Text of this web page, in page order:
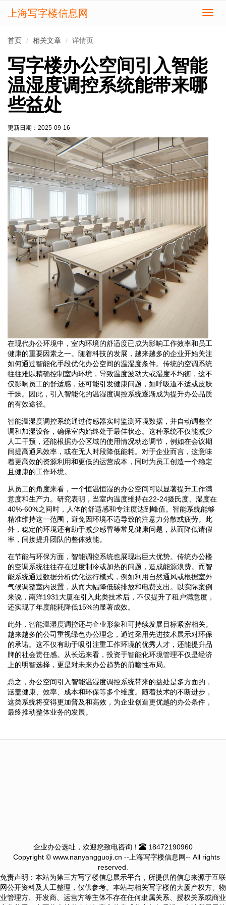
切
上海写字楼信息网
首页 相关文章 详情页
写字楼办公空间引入智能
温湿度调控系统能带来哪
些益处
更新日期： 2025-09-16
在现代办公环境中，室内环境的舒适度已成为影响工作效率和员工
健康的重要因素之一。随着科技的发展，越来越多的企业开始关注
如何通过智能化手段优化办公空间的温湿度条件。传统的空调系统
往往难以精确控制室内环境，导致温度波动大或湿度不均衡，这不
仅影响员工的舒适感，还可能引发健康问题，如呼吸道不适或皮肤
干燥。因此，引入智能化的温湿度调控系统逐渐成为提升办公品质
的有效途径。
智能温湿度调控系统通过传感器实时监测环境数据，并自动调整空
调和加湿设备，确保室内始终处于最佳状态。这种系统不仅能减少
人工干预，还能根据办公区域的使用情况动态调节，例如在会议期
间提高通风效率，或在无人时段降低能耗。对于企业而言，这意味
着更高效的资源利用和更低的运营成本，同时为员工创造一个稳定
且健康的工作环境。
从员工的角度来看，一个恒温恒湿的办公空间可以显著提升工作满
意度和生产力。研究表明，当室内温度维持在22-24摄氏度、湿度在
40%-60%之间时，人体的舒适感和专注度达到峰值。智能系统能够
精准维持这一范围，避免因环境不适导致的注意力分散或疲劳。此
外，稳定的环境还有助于减少感冒等常见健康问题，从而降低请假
率，间接提升团队的整体效能。
在节能与环保方面，智能调控系统也展现出巨大优势。传统办公楼
的空调系统往往存在过度制冷或加热的问题，造成能源浪费。而智
能系统通过数据分析优化运行模式，例如利用自然通风或根据室外
气候调整室内设置，从而大幅降低碳排放和电费支出。以实际案例
来说，南洋1931大厦在引入此类技术后，不仅提升了租户满意度，
还实现了年度能耗降低15%的显著成效。
此外，智能温湿度调控还与企业形象和可持续发展目标紧密相关。
越来越多的公司重视绿色办公理念，通过采用先进技术展示对环保
的承诺。这不仅有助于吸引注重工作环境的优秀人才，还能提升品
牌的社会责任感。从长远来看，投资于智能化环境管理不仅是经济
上的明智选择，更是对未来办公趋势的前瞻性布局。
总之，办公空间引入智能温湿度调控系统带来的益处是多方面的，
涵盖健康、效率、成本和环保等多个维度。随着技术的不断进步，
这类系统将变得更加普及和高效，为企业创造更优越的办公条件，
最终推动整体业务的发展。
企业办公选址，欢迎您致电咨询！
18472190960
Copyright © www.nanyangguoji.cn --上海写字楼信息网-- All rights
reserved.
免责声明：本站为第三方写字楼信息展示平台，所提供的信息来源于互联
网公开资料及人工整理，仅供参考。本站与相关写字楼的大厦产权方、物
业管理方、开发商、运营方等主体不存在任何隶属关系、授权关系或商业